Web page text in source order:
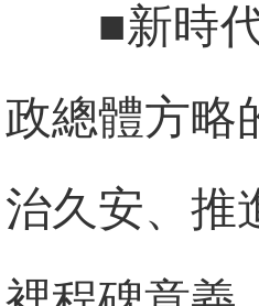
■新時
政總體方略
治久安、推